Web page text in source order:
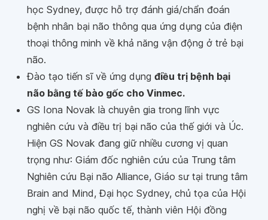
học Sydney, được hỗ trợ đánh giá/chẩn đoán
bệnh nhân bại não thông qua ứng dụng của điện
thoại thông minh về khả năng vận động ở trẻ bại
não.
Đào tạo tiến sĩ về ứng dụng điều trị bệnh bại
não bằng tế bào gốc cho Vinmec.
GS Iona Novak là chuyên gia trong lĩnh vực
nghiên cứu và điều trị bại não của thế giới và Úc.
Hiện GS Novak đang giữ nhiều cương vị quan
trọng như: Giám đốc nghiên cứu của Trung tâm
Nghiên cứu Bại não Alliance, Giáo sư tại trung tâm
Brain and Mind, Đại học Sydney, chủ tọa của Hội
nghị về bại não quốc tế, thành viên Hội đồng